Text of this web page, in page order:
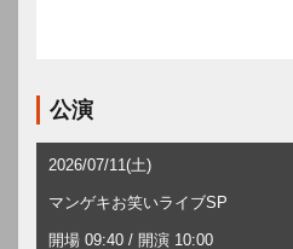
公演
2026/07/11(土)
マンゲキお笑いライブSP
開場 09:40 / 開演 10:00